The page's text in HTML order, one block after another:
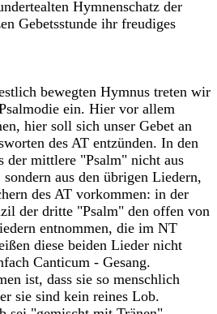
Hymnenschatz der
Gebetsstunde ihr freudiges
bewegten Hymnus treten wir
ein. Hier vor allem
hier soll sich unser Gebet an
des AT entzünden. In den
der mittlere "Psalm" nicht aus
aus den übrigen Liedern,
des AT vorkommen: in der
der dritte "Psalm" den offen von
entnommen, die im NT
diese beiden Lieder nicht
Canticum - Gesang.
ist, dass sie so menschlich
sie sind kein reines Lob.